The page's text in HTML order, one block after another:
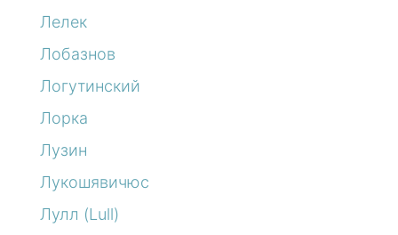
Лелек
Лобазнов
Логутинский
Лорка
Лузин
Лукошявичюс
Лулл (Lull)